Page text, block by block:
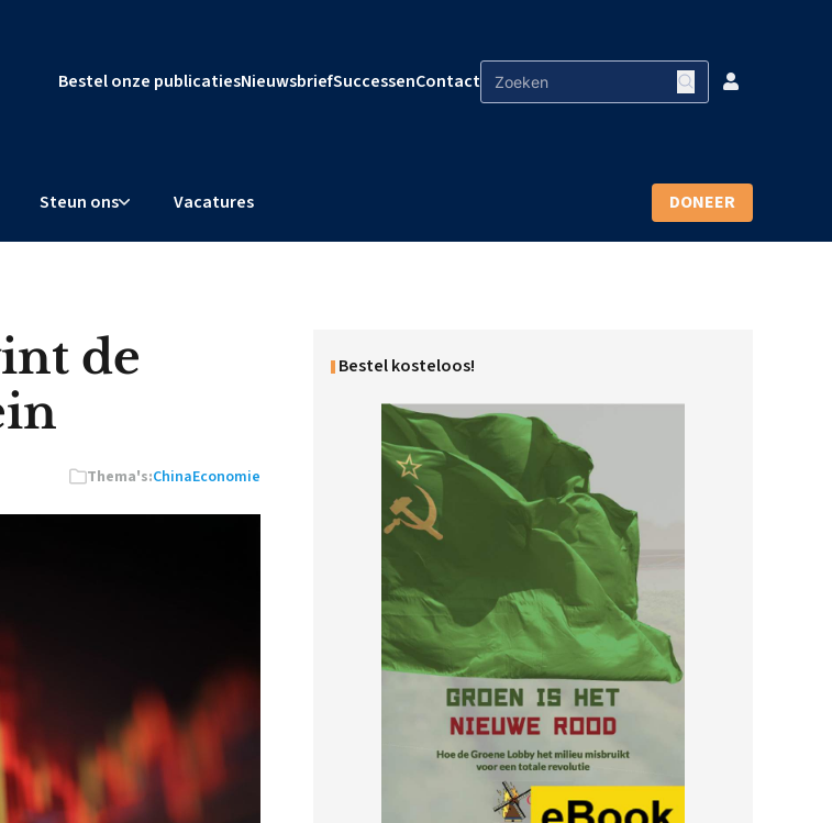
Bestel onze publicatiesNieuwsbriefSuccessenContact
Steun ons Vacatures DONEER
de
Thema's:ChinaEconomie
Bestel kosteloos!